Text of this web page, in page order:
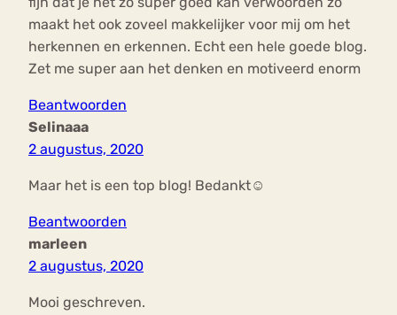
maakt het ook zoveel makkelijker voor mij om het
herkennen en erkennen. Echt een hele goede blog.
Zet me super aan het denken en motiveerd enorm
Beantwoorden
Selinaaa
2 augustus, 2020
Maar het is een top blog! Bedankt☺️
Beantwoorden
marleen
2 augustus, 2020
Mooi geschreven.